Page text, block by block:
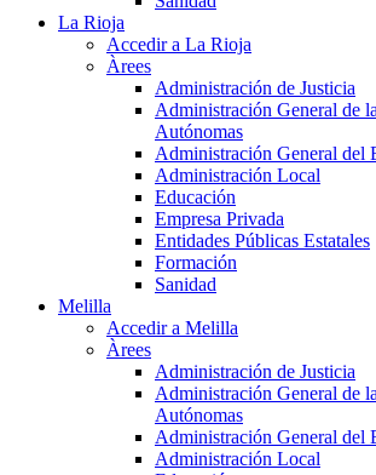
La Rioja
Accedir a La Rioja
Àrees
Administración de Justicia
Administración General de
Autónomas
Administración General del
Administración Local
Educación
Empresa Privada
Entidades Públicas Estatales
Formación
Sanidad
Melilla
Accedir a Melilla
Àrees
Administración de Justicia
Administración General de
Autónomas
Administración General del
Administración Local